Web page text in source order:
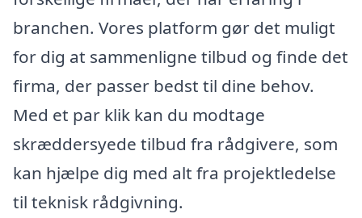
branchen. Vores platform gør det muligt
for dig at sammenligne tilbud og finde det
firma, der passer bedst til dine behov.
Med et par klik kan du modtage
skræddersyede tilbud fra rådgivere, som
kan hjælpe dig med alt fra projektledelse
til teknisk rådgivning.